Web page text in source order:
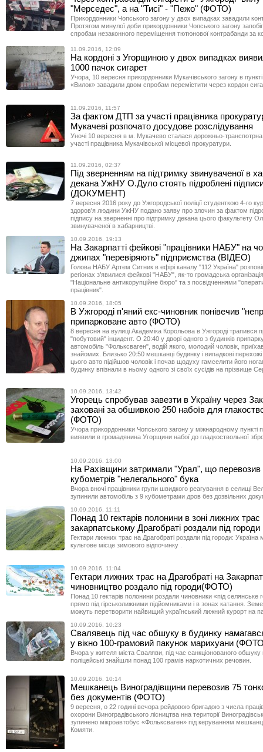
"Мерседес", а на "Тисі" - "Пежо" (ФОТО)
Прикордонники Чопського загону у двох випадках завадили
Протягом минулої доби прикордонники Чопського загону
спробам незаконного переміщення тютюнової контрабанди за
11.09.2016, 12:09
На кордоні з Угорщиною у двох випадках
1000 пачок сигарет
Учора, 10 вересня прикордонники Мукачівського загону в
«Вилок» завадили двом спробам перемістити через кордон
11.09.2016, 11:57
За фактом ДТП за участі працівника
Мукачеві розпочато досудове розслідування
Уночі 10 вересня в м. Мукачево сталася дорожньо-транспотрна
участі працівника Мукачівської місцевої прокуратури.
11.09.2016, 02:37
Під зверненням на підтримку звинуваченої в
декана УжНУ О.Дуло стоять підроблені
(ДОКУМЕНТ)
7 вересня 2016 року до Ужгородської поліції студенткою 4-го
здоров'я людини УжНУ подано заяву про злочин за фактом
підпису на зверненні про підтримку декана цього факультету
звинуваченої в хабарництві.
10.09.2016, 19:13
На Закарпатті фейкові "працівники НАБУ" на
джипах "перевіряють" підприємства (ВІДЕО)
Голова НАБУ Артем Ситник в ефірі каналу "112 Україна"
регіонах з’явилися фейкові "НАБУ", як-то громадська
"Національне антикорупційне бюро" та з посвідченнями
працівник".
10.09.2016, 18:05
В Ужгороді п'яний екс-чиновник понівечив
припарковане авто (ФОТО)
8 вересня на вулиці Академіка Корольова в Ужгороді трапився
"побутовий" інцидент. О 20:40 у дворі одного з будинків
автомобіль "Фольксваген", водій якого, молодий чоловік,
знайомих. Близько 20:50 мешканці будинку і випадкові
цього авто підійшов чоловік і почав щодуху гамселити його
будинку впізнали в ньому одного зі своїх сусідів на прізвище
10.09.2016, 13:42
Угорець спробував завезти в Україну через
заховані за обшивкою 250 набоїв для
(ФОТО)
Учора прикордонники Чопського загону у міжнародному пункті
виявили в громадянина Угорщини набої до гладкоствольної
10.09.2016, 13:00
На Рахівщини затримали "Урал", що перевозив
кубометрів "нелегального" бука
Вчора вночі працівники групи швидкого реагування в селищі
зупинили автомобіль з 9 кубометрами дров без дозвільних
10.09.2016, 11:11
Понад 10 гектарів полонини в зоні лижних трас
закарпатському Драгобраті роздали під городи
Гектари лижних трас на Драгобраті роздали під городи: Україна
культове місце зимового відпочинку .
10.09.2016, 11:04
Гектари лижних трас на Драгобраті на
чиновництво роздало під городи(ФОТО)
Понад 10 гектарів полонини роздали чиновники «під селянське
прямо під гірськолижними підйомниками і в зонах катання.
можуть перетворити найвищий український лижний курорт на
10.09.2016, 10:23
Свалявець під час обшуку в будинку
у вікно 100-грамовий пакунок марихуани
Вчора у жителя міста Сваляви, під час санкціонованого обшуку
поліцейські знайшли понад 100 грамів наркотичних речовин.
10.09.2016, 10:14
Мешканець Виноградівщини перевозив 75
без документів (ФОТО)
9 вересня, о 22 годині вечора рейдовою бригадою з числа
охорони Виноградівського лісництва нна території
зупинено мікроавтобус «Фольксваген» під керуванням
Комяти.